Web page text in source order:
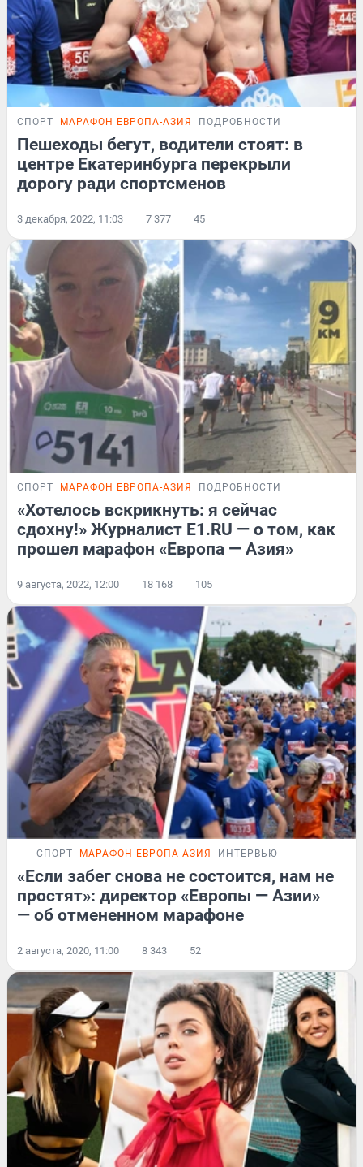
СПОРТ МАРАФОН ЕВРОПА-АЗИЯ ПОДРОБНОСТИ
Пешеходы бегут, водители стоят: в
центре Екатеринбурга перекрыли
дорогу ради спортсменов
3 декабря, 2022, 11:03 7 377 45
СПОРТ МАРАФОН ЕВРОПА-АЗИЯ ПОДРОБНОСТИ
«Хотелось вскрикнуть: я сейчас
сдохну!» Журналист E1.RU — о том, как
прошел марафон «Европа — Азия»
9 августа, 2022, 12:00 18 168 105
СПОРТ МАРАФОН ЕВРОПА-АЗИЯ ИНТЕРВЬЮ
«Если забег снова не состоится, нам не
простят»: директор «Европы — Азии»
— об отмененном марафоне
2 августа, 2020, 11:00 8 343 52